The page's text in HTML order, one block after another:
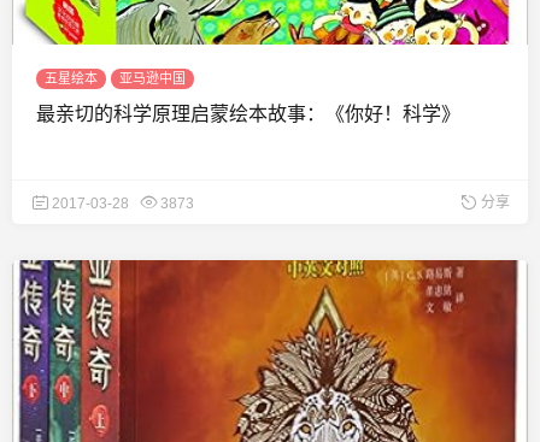
五星绘本 亚马逊中国
最亲切的科学原理启蒙绘本故事：《你好！科学》
2017-03-28 3873 分享